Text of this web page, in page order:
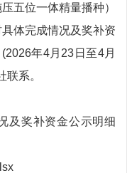
五位一体精量播种）
体完成情况及奖补资
年4月23日至4月
系。
及奖补资金公示明细